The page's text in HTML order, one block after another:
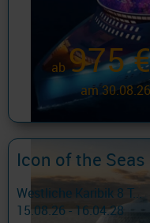
ab975 €
am 30.08.26
Icon of the Seas
Westliche Karibik 8 T...
15.08.26 - 16.04.28